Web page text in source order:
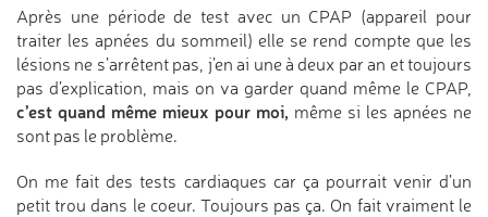
Après une période de test avec un CPAP (appareil pour
traiter les apnées du sommeil) elle se rend compte que les
lésions ne s’arrêtent pas, j’en ai une à deux par an et toujours
pas d’explication, mais on va garder quand même le CPAP,
c’est quand même mieux pour moi, même si les apnées ne
sont pas le problème.
On me fait des tests cardiaques car ça pourrait venir d’un
petit trou dans le coeur. Toujours pas ça. On fait vraiment le